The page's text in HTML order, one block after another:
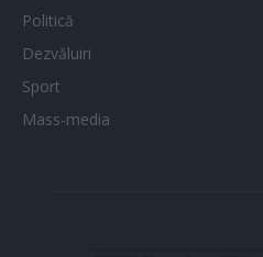
Politică
Dezvăluiri
Sport
Mass-media